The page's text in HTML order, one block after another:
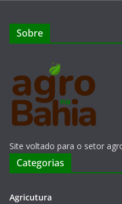
Sobre
Site voltado para o setor
Categorias
Agricutura